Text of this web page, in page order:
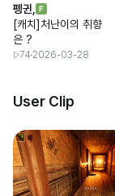
펭귄,
[캐치]처난이의 취향
은 ?
74 2026-03-28
User Clip